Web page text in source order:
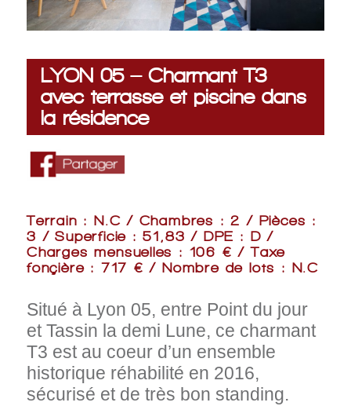
LYON 05 – Charmant T3
avec terrasse et piscine dans
la résidence
Terrain : N.C / Chambres : 2 / Pièces :
3 / Superficie : 51,83 / DPE : D /
Charges mensuelles : 106 € / Taxe
fonçière : 717 € / Nombre de lots : N.C
Situé à Lyon 05, entre Point du jour
et Tassin la demi Lune, ce charmant
T3 est au coeur d’un ensemble
historique réhabilité en 2016,
sécurisé et de très bon standing.